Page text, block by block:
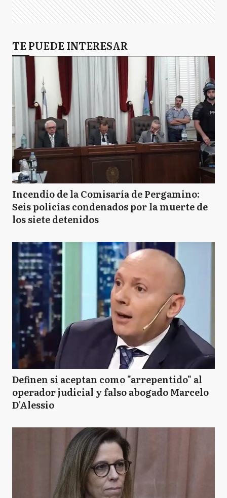
TE PUEDE INTERESAR
Incendio de la Comisaría de Pergamino:
Seis policías condenados por la muerte de
los siete detenidos
Definen si aceptan como "arrepentido" al
operador judicial y falso abogado Marcelo
D'Alessio